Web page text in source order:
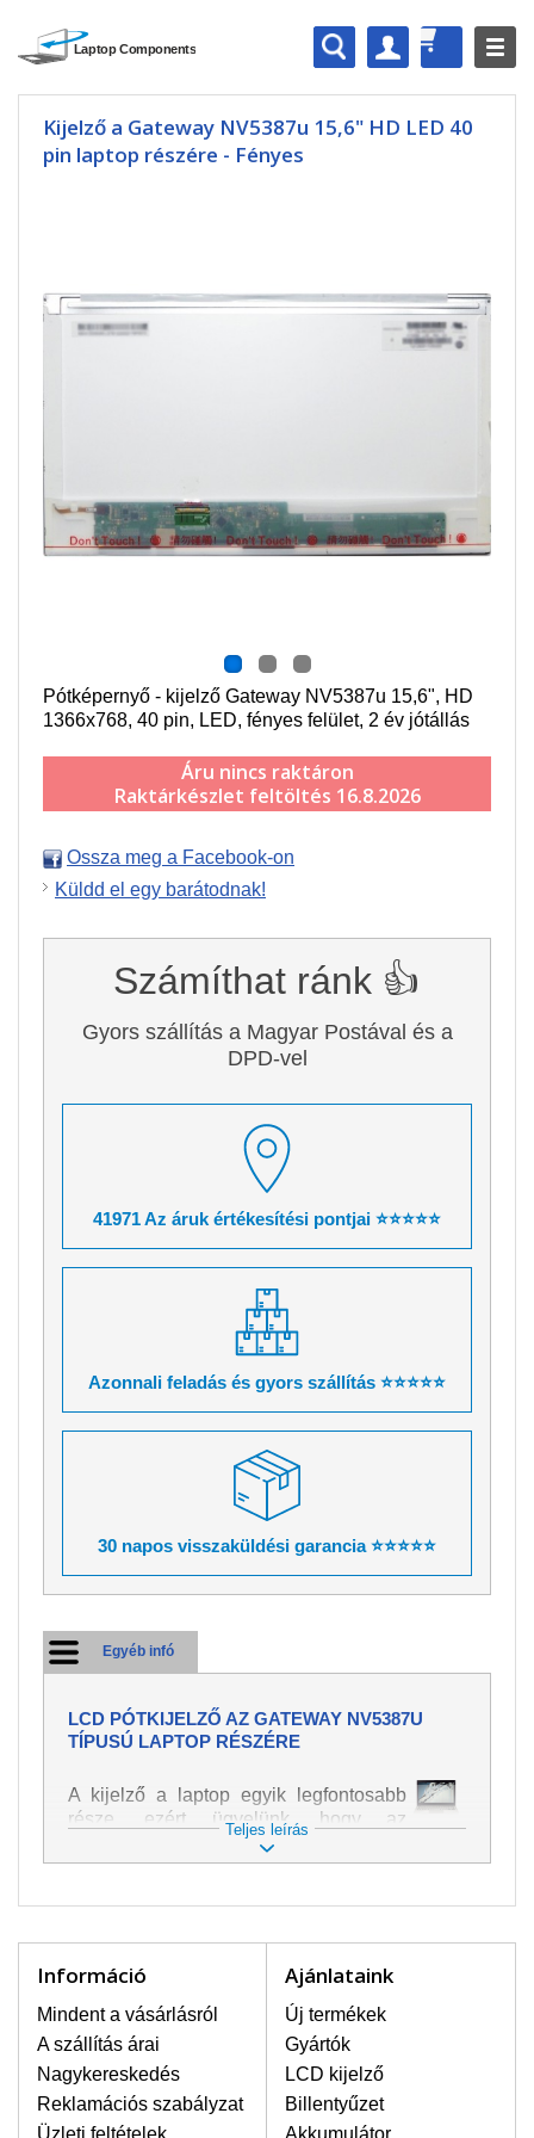
Kijelző a Gateway NV5387u 15,6" HD LED 40
pin laptop részére - Fényes
Pótképernyő - kijelző Gateway NV5387u 15,6", HD
1366x768, 40 pin, LED, fényes felület, 2 év jótállás
Áru nincs raktáron
Raktárkészlet feltöltés 16.8.2026
Ossza meg a Facebook-on
Küldd el egy barátodnak!
Számíthat ránk 👍
Gyors szállítás a Magyar Postával és a
DPD-vel
41971 Az áruk értékesítési pontjai ⭐⭐⭐⭐⭐
Azonnali feladás és gyors szállítás ⭐⭐⭐⭐⭐
30 napos visszaküldési garancia ⭐⭐⭐⭐⭐
Egyéb infó
LCD PÓTKIJELZŐ AZ GATEWAY NV5387U
TÍPUSÚ LAPTOP RÉSZÉRE
A kijelző a laptop egyik legfontosabb
része, ezért ügyelünk, hogy az
pótalkatrész a legjobb minőségű
legyen. A kép és szöveg különféle
laptoppal legnagyobb óvatossággal
bekövetkezett sérülések közé a
mechanikai sérüléseket lehet besorolni,
mint pl. széttört vagy megrepedt kijelző.
Továbbá még a függőleges csíkozást,
kijelző sötétségét, villogását vagy
egyenetlen fényességét.
Teljes leírás
Információ
Mindent a vásárlásról
A szállítás árai
Nagykereskedés
Reklamációs szabályzat
Üzleti feltételek
Ajánlataink
Új termékek
Gyártók
LCD kijelző
Billentyűzet
Akkumulátor